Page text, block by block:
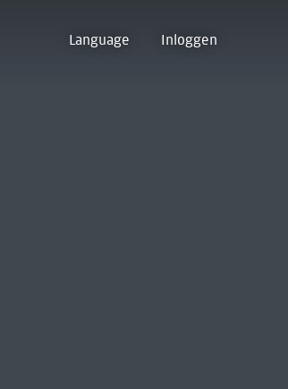
Language Inloggen